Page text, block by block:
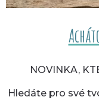
NOVINKA,
Hledáte pro své